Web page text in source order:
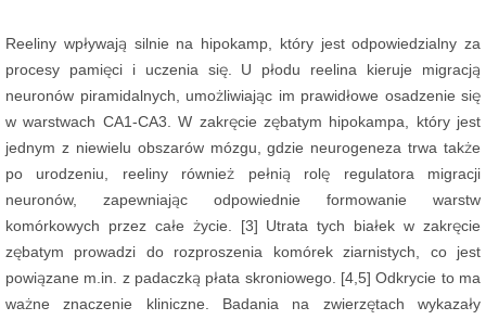
Reeliny wpływają silnie na hipokamp, który jest odpowiedzialny za
procesy pamięci i uczenia się. U płodu reelina kieruje migracją
neuronów piramidalnych, umożliwiając im prawidłowe osadzenie się
w warstwach CA1-CA3. W zakręcie zębatym hipokampa, który jest
jednym z niewielu obszarów mózgu, gdzie neurogeneza trwa także
po urodzeniu, reeliny również pełnią rolę regulatora migracji
neuronów, zapewniając odpowiednie formowanie warstw
komórkowych przez całe życie. [3] Utrata tych białek w zakręcie
zębatym prowadzi do rozproszenia komórek ziarnistych, co jest
powiązane m.in. z padaczką płata skroniowego. [4,5] Odkrycie to ma
ważne znaczenie kliniczne. Badania na zwierzętach wykazały